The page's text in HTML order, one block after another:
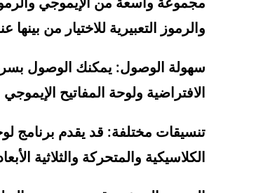
والرموز التعبيرية للاختيار من
سهولة الوصول: يمكنك الوصول بسرعة
الافتراضية ولوحة المفاتيح
تنسيقات مختلفة: قد يقدم برنامج
الكلاسيكية والمتحركة والثلاثية